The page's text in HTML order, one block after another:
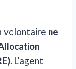
volontaire ne
. L’agent